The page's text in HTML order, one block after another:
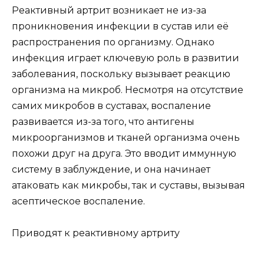
Реактивный артрит возникает не из-за
проникновения инфекции в сустав или её
распространения по организму. Однако
инфекция играет ключевую роль в развитии
заболевания, поскольку вызывает реакцию
организма на микроб. Несмотря на отсутствие
самих микробов в суставах, воспаление
развивается из-за того, что антигены
микроорганизмов и тканей организма очень
похожи друг на друга. Это вводит иммунную
систему в заблуждение, и она начинает
атаковать как микробы, так и суставы, вызывая
асептическое воспаление.
Приводят к реактивному артриту